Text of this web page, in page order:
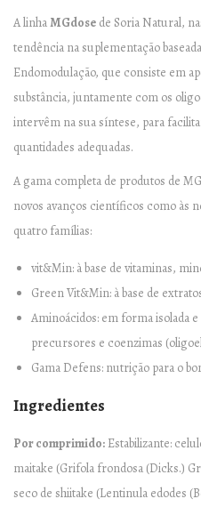
o
m
d
o
s
q
u
a
n
i
y
A linhaMGdose de Soria Natural,
tendência na suplementação
Endomodulação, que consiste em
substância, juntamente com os
intervêm na sua síntese, para
quantidades adequadas.
A gama completa de produtos de
novos avanços científicos como às
quatro famílias:
vit&Min: à base de vitaminas,
Green Vit&Min: à base de
Aminoácidos: em forma isolada
precursores e coenzimas
Gama Defens: nutrição para o
Ingredientes
Por comprimido: Estabilizante:
maitake (Grifola frondosa (Dicks.)
seco de shiitake (Lentinula edodes